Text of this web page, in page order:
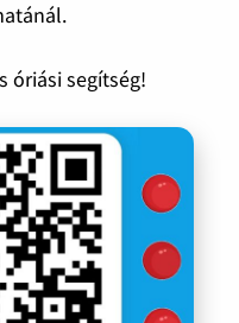
óriási segítség!